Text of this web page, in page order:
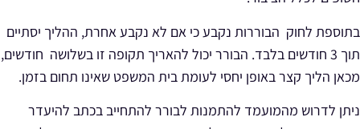
בתוספת לחוק הבוררות נקבע כי אם לא נקבע אחרת, ההליך יסתיים
תוך 3 חודשים בלבד. הבורר יכול להאריך תקופה זו בשלושה חודשים,
מכאן הליך קצר באופן יחסי לעומת בית המשפט שאינו תחום בזמן.
ניתן לדרוש מהמועמד להתמנות לבורר להתחייב בכתב להיעדר